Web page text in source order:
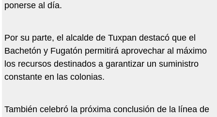
ponerse al día.
Por su parte, el alcalde de Tuxpan destacó que el
Bachetón y Fugatón permitirá aprovechar al máximo
los recursos destinados a garantizar un suministro
constante en las colonias.
También celebró la próxima conclusión de la línea de